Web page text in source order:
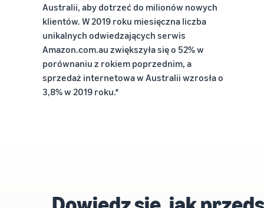
Australii, aby dotrzeć do milionów nowych
klientów. W 2019 roku miesięczna liczba
unikalnych odwiedzających serwis
Amazon.com.au zwiększyła się o 52% w
porównaniu z rokiem poprzednim, a
sprzedaż internetowa w Australii wzrosła o
3,8% w 2019 roku.*